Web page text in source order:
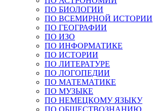
ПО БИОЛОГИИ
ПО ВСЕМИРНОЙ ИСТОРИИ
ПО ГЕОГРАФИИ
ПО ИЗО
ПО ИНФОРМАТИКЕ
ПО ИСТОРИИ
ПО ЛИТЕРАТУРЕ
ПО ЛОГОПЕДИИ
ПО МАТЕМАТИКЕ
ПО МУЗЫКЕ
ПО НЕМЕЦКОМУ ЯЗЫКУ
ПО ОБЩЕСТВОЗНАНИЮ